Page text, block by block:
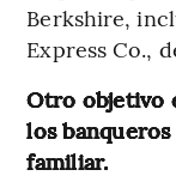
Berkshire,
Express Co.,
Otro objetivo
los
familiar.